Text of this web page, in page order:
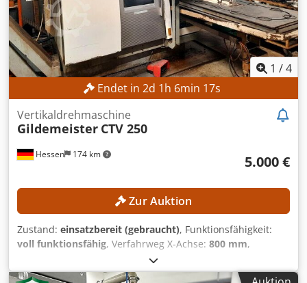
Aqrewa
1 /4
Endet in 2d 1h 6min 15s
Hessen 174 km
Vertikaldrehmaschine
Gildemeister CTV 250
5.000 €
Zur Auktion
Zustand: einsatzbereit (gebraucht), Funktionsfähigkeit:
voll funktionsfähig, Verfahrweg X-Achse: 800 mm,
300 mm, Außendurchmesser Futter:
250 mm, Spindelbohrung:79 mm, Anzahl der Steckplätze